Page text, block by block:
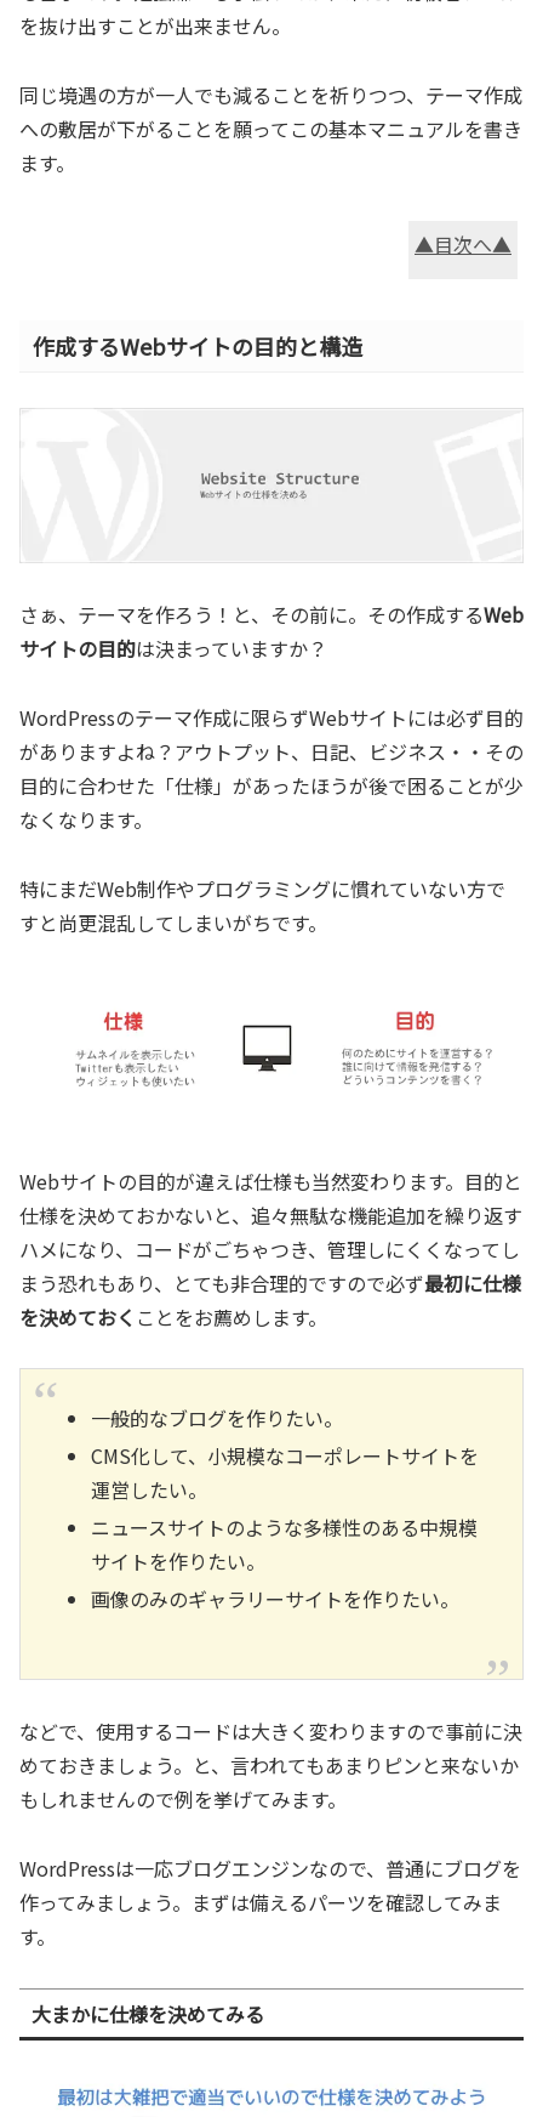
を抜け出すことが出来ません。
同じ境遇の方が一人でも減ることを祈りつつ、テーマ作成
への敷居が下がることを願ってこの基本マニュアルを書き
ます。
▲目次へ▲
作成するWebサイトの目的と構造
さぁ、テーマを作ろう！と、その前に。その作成するWeb
サイトの目的は決まっていますか？
WordPressのテーマ作成に限らずWebサイトには必ず目的
がありますよね？アウトプット、日記、ビジネス・・その
目的に合わせた「仕様」があったほうが後で困ることが少
なくなります。
特にまだWeb制作やプログラミングに慣れていない方で
すと尚更混乱してしまいがちです。
Webサイトの目的が違えば仕様も当然変わります。目的と
仕様を決めておかないと、追々無駄な機能追加を繰り返す
ハメになり、コードがごちゃつき、管理しにくくなってし
まう恐れもあり、とても非合理的ですので必ず最初に仕様
を決めておく ことをお薦めします。
一般的なブログを作りたい。
CMS化して、小規模なコーポレートサイトを
運営したい。
ニュースサイトのような多様性のある中規模
サイトを作りたい。
画像のみのギャラリーサイトを作りたい。
などで、使用するコードは大きく変わりますので事前に決
めておきましょう。と、言われてもあまりピンと来ないか
もしれませんので例を挙げてみます。
WordPressは一応ブログエンジンなので、普通にブログを
作ってみましょう。まずは備えるパーツを確認してみま
す。
大まかに仕様を決めてみる